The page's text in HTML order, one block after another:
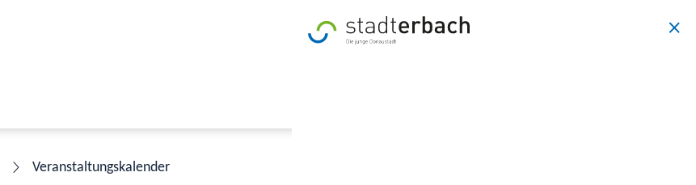
Veranstaltungskalender